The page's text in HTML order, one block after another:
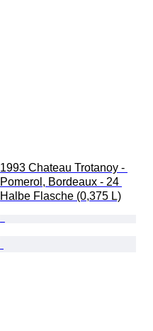
1993 Chateau Trotanoy -
Pomerol, Bordeaux - 24
Halbe Flasche (0,375 L)